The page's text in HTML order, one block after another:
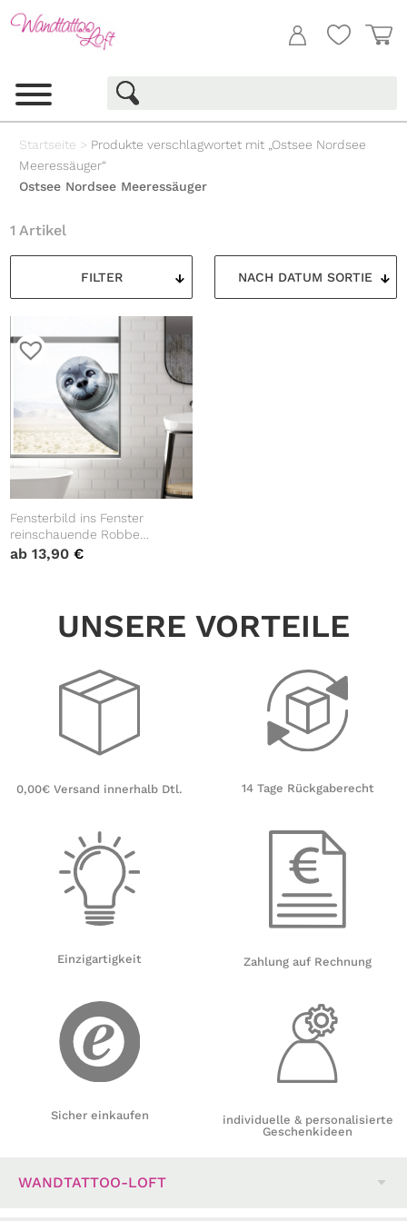
Startseite > Produkte verschlagwortet mit „Ostsee Nordsee
Meeressäuger“
Ostsee Nordsee Meeressäuger
FILTER
1 Artikel
Fensterbild ins Fenster
reinschauende Robbe
Fensterdeko Kinderzimmer
ab13,90€
UNSERE VORTEILE
0,00€ Versand innerhalb Dtl.
Einzigartigkeit
Sicher einkaufen
14 Tage Rückgaberecht
Zahlung auf Rechnung
individuelle & personalisierte
Geschenkideen
WANDTATTOO-LOFT